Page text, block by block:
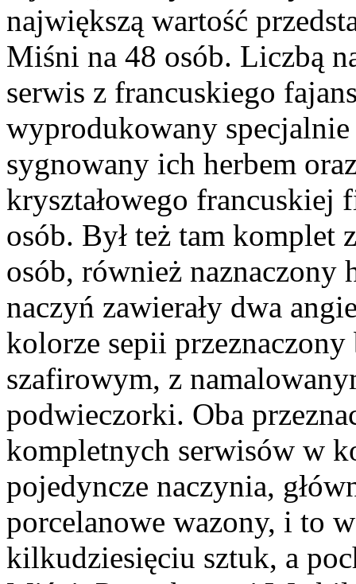
największą wartość
Miśni na 48 osób. Liczbą
serwis z francuskiego
wyprodukowany
sygnowany ich herbem
kryształowego francuskiej
osób. Był też tam komplet
osób, również
naczyń zawierały dwa
kolorze sepii
szafirowym, z
podwieczorki. Oba
kompletnych serwisów w
pojedyncze naczynia,
porcelanowe wazony, i to
kilkudziesięciu sztuk, a